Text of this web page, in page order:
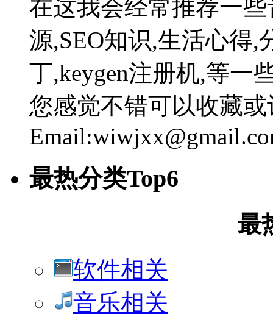
在这我会经常推荐一
源,SEO知识,生活心得,
丁,keygen注册机,等一
您感觉不错可以收藏
最热分类Top6
最
软件相关
音乐相关